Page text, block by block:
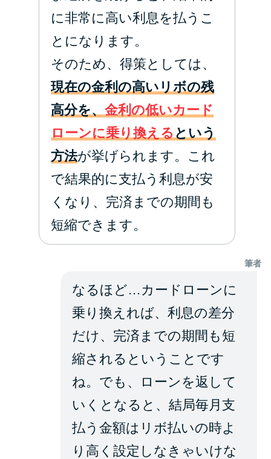
に非常に高い利息を払うこ
とになります。
そのため、得策としては、
現在の金利の高いリボの残
高分を、 金利の低いカード
ローンに乗り換える という
方法が挙げられます。これ
で結果的に支払う利息が安
くなり、完済までの期間も
短縮できます。
筆者
なるほど…カードローンに
乗り換えれば、利息の差分
だけ、完済までの期間も短
縮されるということです
ね。でも、ローンを返して
いくとなると、結局毎月支
払う金額はリボ払いの時よ
り高く設定しなきゃいけな